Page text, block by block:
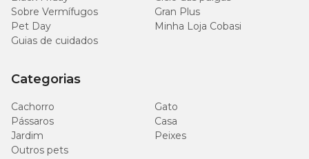
Sobre Vermífugos
Gran Plus
Pet Day
Minha Loja Cobasi
Guias de cuidados
Categorias
Cachorro
Gato
Pássaros
Casa
Jardim
Peixes
Outros pets